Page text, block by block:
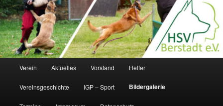
Verein Aktuelles Vorstand Helfer
Vereinsgeschichte IGP – Sport Bildergalerie